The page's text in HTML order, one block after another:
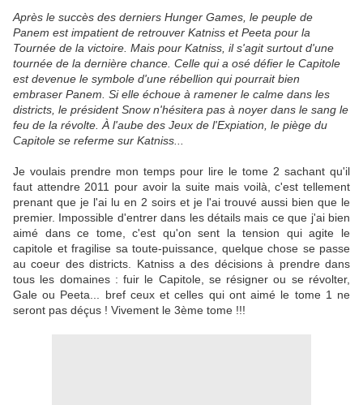
Après le succès des derniers Hunger Games, le peuple de
Panem est impatient de retrouver Katniss et Peeta pour la
Tournée de la victoire. Mais pour Katniss, il s'agit surtout d'une
tournée de la dernière chance. Celle qui a osé défier le Capitole
est devenue le symbole d'une rébellion qui pourrait bien
embraser Panem. Si elle échoue à ramener le calme dans les
districts, le président Snow n'hésitera pas à noyer dans le sang le
feu de la révolte. À l'aube des Jeux de l'Expiation, le piège du
Capitole se referme sur Katniss...
Je voulais prendre mon temps pour lire le tome 2 sachant qu'il
faut attendre 2011 pour avoir la suite mais voilà, c'est tellement
prenant que je l'ai lu en 2 soirs et je l'ai trouvé aussi bien que le
premier. Impossible d'entrer dans les détails mais ce que j'ai bien
aimé dans ce tome, c'est qu'on sent la tension qui agite le
capitole et fragilise sa toute-puissance, quelque chose se passe
au coeur des districts. Katniss a des décisions à prendre dans
tous les domaines : fuir le Capitole, se résigner ou se révolter,
Gale ou Peeta... bref ceux et celles qui ont aimé le tome 1 ne
seront pas déçus ! Vivement le 3ème tome !!!